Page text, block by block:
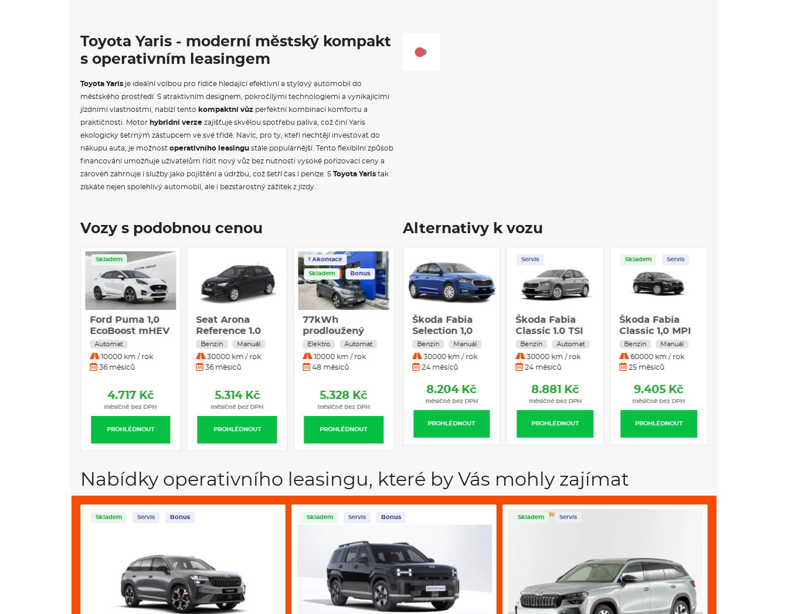
Toyota Yaris - moderní městský kompakt
s operativním leasingem
Toyota Yaris je ideální volbou pro řidiče hledající efektivní a stylový automobil do
městského prostředí. S atraktivním designem, pokročilými technologiemi a vynikajícími
jízdními vlastnostmi, nabízí tento kompaktní vůz perfektní kombinaci komfortu a
praktičnosti. Motor hybridní verze zajišťuje skvělou spotřebu paliva, což činí Yaris
ekologicky šetrným zástupcem ve své třídě. Navíc, pro ty, kteří nechtějí investovat do
nákupu auta, je možnost operativního leasingu stále populárnější. Tento flexibilní způsob
financování umožňuje uživatelům řídit nový vůz bez nutnosti vysoké pořizovací ceny a
zároveň zahrnuje i služby jako pojištění a údržbu, což šetří čas i peníze. S Toyota Yaris tak
získáte nejen spolehlivý automobil, ale i bezstarostný zážitek z jízdy.
Vozy s podobnou cenou
Skladem
Ford Puma 1,0
EcoBoost mHEV
92kW ST-Line
DCT
Automat
10000 km / rok
36 měsíců
PROHLÉDNOUT
4.717 Kč
měsíčně bez DPH
Seat Arona
Reference 1.0
TSI 70 kW
Benzín
Manuální
Benzín Manuál
30000 km / rok
36 měsíců
PROHLÉDNOUT
5.314 Kč
měsíčně bez DPH
! Akontace
Skladem Bonus
77kWh
prodloužený
dojezd 210kW
Elektro Automat
10000 km / rok
48 měsíců
PROHLÉDNOUT
5.328 Kč
měsíčně bez DPH
Alternativy k vozu
Skladem
Škoda Fabia
Monte Carlo 1.5
TSI 110 kW
Benzín
Automatická
Benzín Automat
25000 km / rok
12 měsíců
7.990 Kč
Škoda Fabia
Selection 1,0
MPI
Benzín Manuál
30000 km / rok
24 měsíců
PROHLÉDNOUT
8.204 Kč
měsíčně bez DPH
Servis
Škoda Fabia
Classic 1.0 TSI
85 kW Benzín
Automatická
převodovka
Benzín Automat
30000 km / rok
24 měsíců
PROHLÉDNOUT
8.881 Kč
měsíčně bez DPH
Skladem Servis
Škoda Fabia
Classic 1,0 MPI
59 kW 5°
manuální
Benzín Manuál
60000 km / rok
25 měsíců
PROHLÉDNOUT
9.405 Kč
měsíčně bez DPH
Nabídky operativního leasingu, které by Vás mohly zajímat
Skladem Servis Bonus Skladem Servis Bonus Skladem Servis